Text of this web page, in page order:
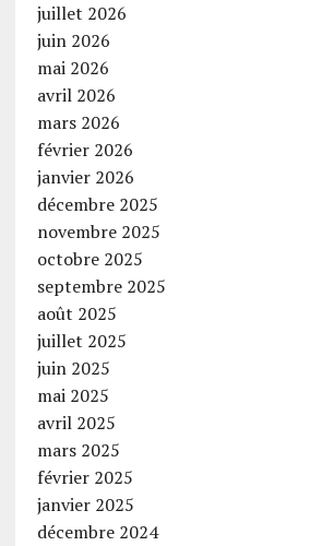
juillet 2026
juin 2026
mai 2026
avril 2026
mars 2026
février 2026
janvier 2026
décembre 2025
novembre 2025
octobre 2025
septembre 2025
août 2025
juillet 2025
juin 2025
mai 2025
avril 2025
mars 2025
février 2025
janvier 2025
décembre 2024